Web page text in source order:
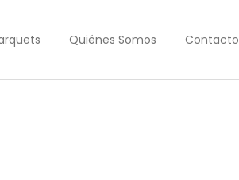
Quiénes Somos Contacto